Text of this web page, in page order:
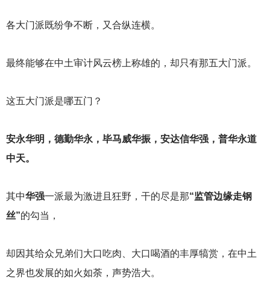
各大门派既纷争不断，又合纵连横。
最终能够在中土审计风云榜上称雄的，却只有那五大门派。
这五大门派是哪五门？
安永华明，德勤华永，毕马威华振，安达信华强，普华永道
中天。
其中华强一派最为激进且狂野，干的尽是那“监管边缘走钢
丝”的勾当，
却因其给众兄弟们大口吃肉、大口喝酒的丰厚犒赏，在中土
之界也发展的如火如荼，声势浩大。